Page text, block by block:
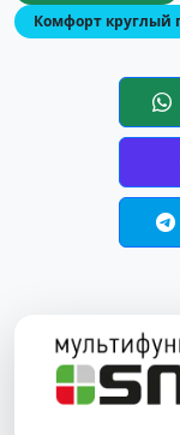
Комфорт круглый